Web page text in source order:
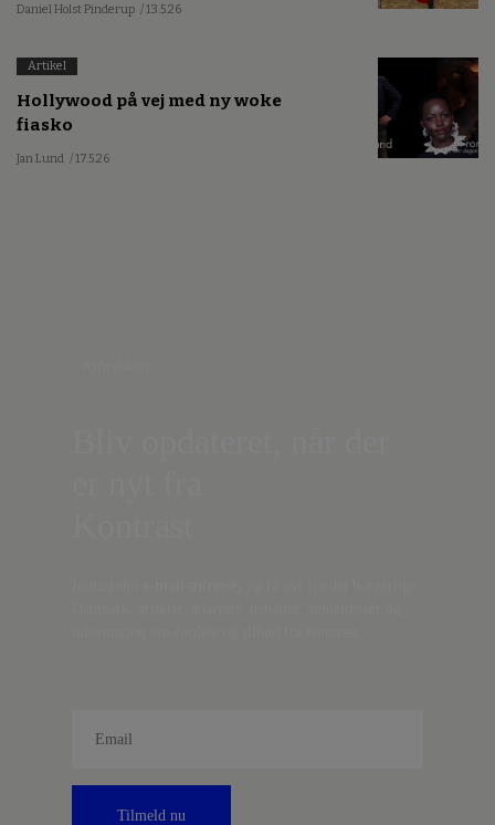
Daniel Holst Pinderup / 13.5.26
Artikel
Hollywood på vej med ny woke
fiasko
Jan Lund / 17.5.26
Tilmeld nu